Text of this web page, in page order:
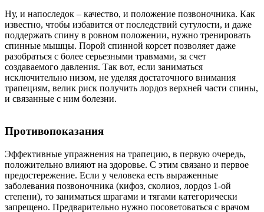
Ну, и напоследок – качество, и положение позвоночника. Как
известно, чтобы избавится от последствий сутулости, и даже
поддержать спину в ровном положении, нужно тренировать
спинные мышцы. Порой спинной корсет позволяет даже
разобраться с более серьезными травмами, за счет
создаваемого давления. Так вот, если заниматься
исключительно низом, не уделяя достаточного внимания
трапециям, велик риск получить лордоз верхней части спины,
и связанные с ним болезни.
Противопоказания
Эффективные упражнения на трапецию, в первую очередь,
положительно влияют на здоровье. С этим связано и первое
предостережение. Если у человека есть выраженные
заболевания позвоночника (кифоз, сколиоз, лордоз 1-ой
степени), то заниматься шрагами и тягами категорически
запрещено. Предварительно нужно посоветоваться с врачом